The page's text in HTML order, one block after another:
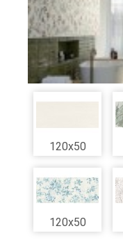
120x50
120x50